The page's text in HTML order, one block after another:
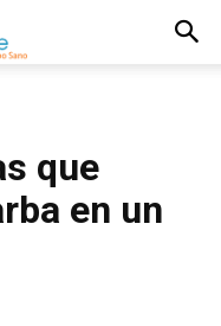
que
en un